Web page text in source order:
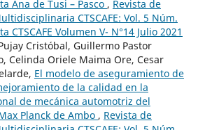
Ana de Tusi – Pasco , Revista de
CTSCAFE: Vol. 5 Núm.
CTSCAFE Volumen V- N°14 Julio 2021
Cristóbal, Guillermo Pastor
Celinda Oriele Maima Ore, Cesar
El modelo de aseguramiento de
de la calidad en la
de mecánica automotriz del
Planck de Ambo , Revista de